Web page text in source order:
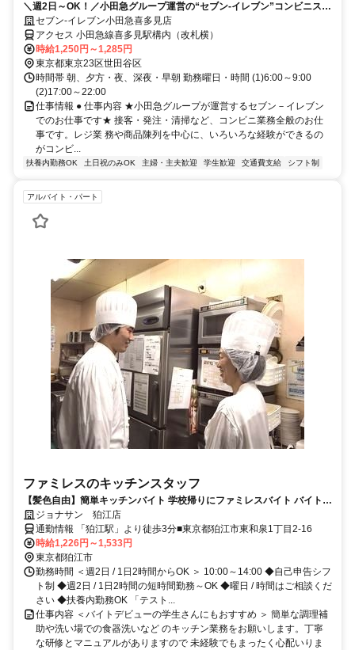
＼週2日～OK！／小田急グループ運営の“セブン-イレブン”コンビニスタ
ッフのお仕事♪
セブン-イレブン小田急喜多見店
アクセス 小田急線喜多見駅構内（改札横）
時給1,250円～1,285円
東京都東京23区世田谷区
時間帯 朝、夕方・夜、深夜・早朝 勤務曜日・時間 (1)6:00～9:00
(2)17:00～22:00
仕事情報 ● 仕事内容 ★小田急グループが運営するセブン－イレブン
でのお仕事です★ 接客・発注・清掃など、コンビニ業務全般のお仕
事です。レジ業 務や商品陳列を中心に、いろいろな経験ができるの
がコンビ...
扶養内勤務OK 土日祝のみOK 主婦・主夫歓迎 学生歓迎 交通費支給 シフト制
アルバイト・パート
ファミレスのキッチンスタッフ
【髪色自由】簡単キッチンバイト 学校帰りにファミレスバイト バイト経
験がない方も大歓迎 曜日や時間の希望も相談OK!! テスト時期などもも
ちろん考慮します!!
ジョナサン 狛江店
通勤情報 「狛江駅」より徒歩3分■東京都狛江市東和泉1丁目2-16
時給1,226円～1,533円
東京都狛江市
勤務時間 ＜週2日 / 1日2時間からOK ＞ 10:00～14:00 ◆自己申告シフ
ト制 ◆週2日 / 1日2時間の短時間勤務～OK ◆曜日 / 時間はご相談くだ
さい ◆扶養内勤務OK 「テスト...
仕事内容 ＜バイトデビューの学生さんにもおすすめ ＞ 簡単な調理補
助や洗い場での食器洗いなど のキッチン業務をお願いします。丁寧
な研修とマニュアルがありますので 未経験でもまったく心配いりま